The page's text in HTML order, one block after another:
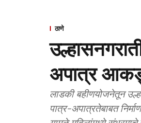
ठाणे
अपात्र
लाडकी बहीणयोजनेतून
पात्र-अपात्रतेबाबत